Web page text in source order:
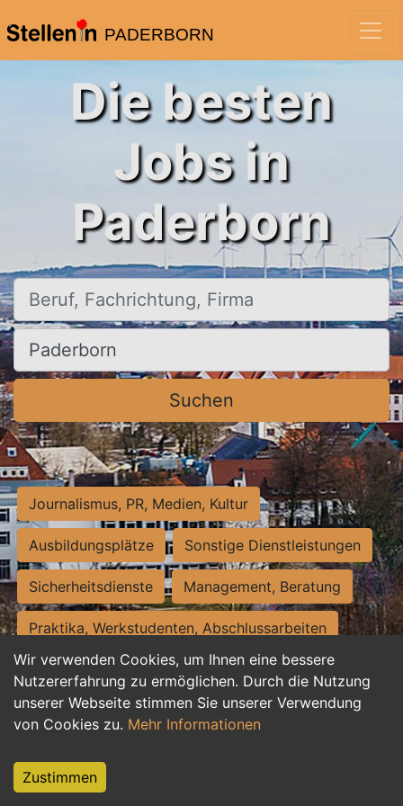
PADERBORN
Wir verwenden Cookies, um Ihnen eine bessere
Nutzererfahrung zu ermöglichen. Durch die Nutzung
unserer Webseite stimmen Sie unserer Verwendung
von Cookies zu. Mehr Informationen
Zustimmen
Die besten
Jobs in
Paderborn
Beruf, Fachrichtung, Firma
Ort, Stadt
Suchen
Journalismus, PR, Medien, Kultur
Ausbildungsplätze Sonstige Dienstleistungen
Sicherheitsdienste Management, Beratung
Praktika, Werkstudenten, Abschlussarbeiten
Personalwesen Assistenz, Sekretariat
Hilfskräfte, Aushilfs- und Nebenjobs
Weiterbildung, Studium, duale Ausbildung